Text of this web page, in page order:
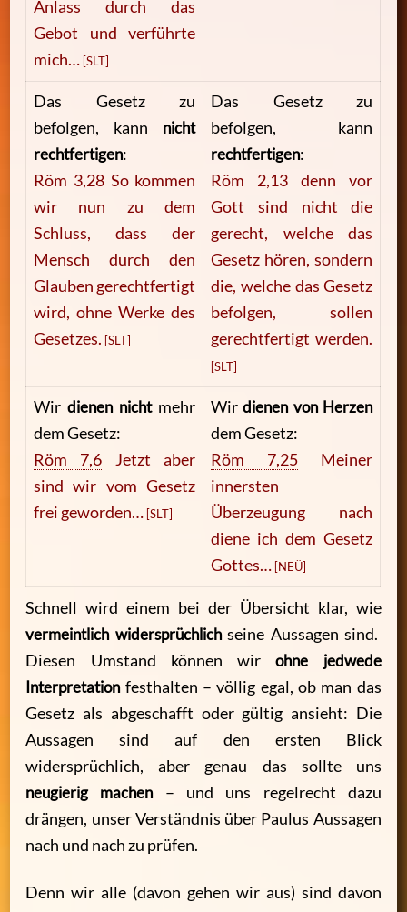
Anlass durch das
Gebot und verführte
mich… [SLT]
Das Gesetz zu
befolgen, kann nicht
rechtfertigen:
Röm 3,28 So kommen
wir nun zu dem
Schluss, dass der
Mensch durch den
Glauben gerechtfertigt
wird, ohne Werke des
Gesetzes. [SLT]
Das Gesetz zu
befolgen, kann
rechtfertigen:
Röm 2,13 denn vor
Gott sind nicht die
gerecht, welche das
Gesetz hören, sondern
die, welche das Gesetz
befolgen, sollen
gerechtfertigt werden.
[SLT]
Wirdienen nichtmehr
dem Gesetz:
Röm 7,6
Jetzt aber
sind wir vom Gesetz
frei geworden… [SLT]
Wirdienen von Herzen
dem Gesetz:
Röm 7,25
Meiner
innersten
Überzeugung nach
diene ich dem Gesetz
Gottes… [NEÜ]
Schnell wird einem bei der Übersicht klar, wie
vermeintlich widersprüchlichseine Aussagen sind.
Diesen Umstand können wirohne jedwede
Interpretation festhalten – völlig egal, ob man das
Gesetz als abgeschafft oder gültig ansieht: Die
Aussagen sind auf den ersten Blick
widersprüchlich, aber genau das sollte uns
neugierig machen– und uns regelrecht dazu
drängen, unser Verständnis über Paulus Aussagen
nach und nach zu prüfen.
Denn wir alle (davon gehen wir aus) sind davon